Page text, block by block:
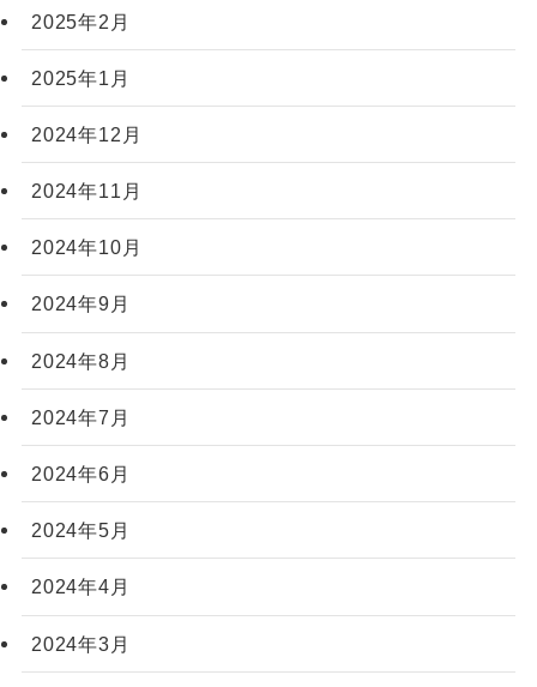
2025年2月
2025年1月
2024年12月
2024年11月
2024年10月
2024年9月
2024年8月
2024年7月
2024年6月
2024年5月
2024年4月
2024年3月